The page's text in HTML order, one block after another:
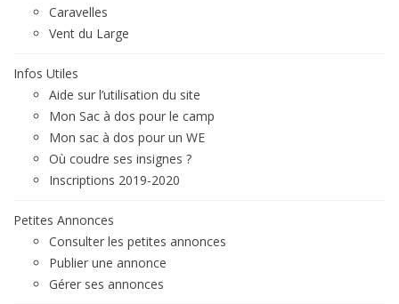
Caravelles
Vent du Large
Infos Utiles
Aide sur l’utilisation du site
Mon Sac à dos pour le camp
Mon sac à dos pour un WE
Où coudre ses insignes ?
Inscriptions 2019-2020
Petites Annonces
Consulter les petites annonces
Publier une annonce
Gérer ses annonces